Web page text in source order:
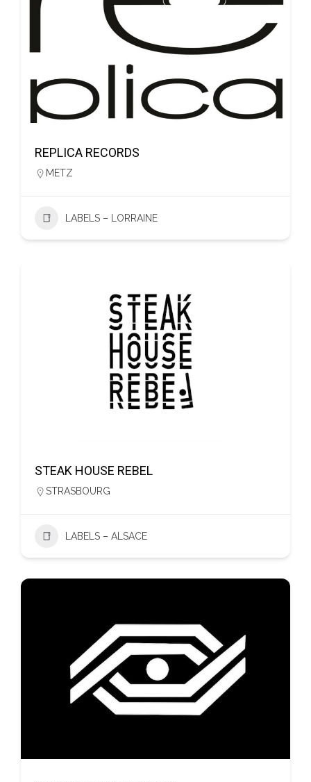
REPLICA RECORDS
METZ
LABELS – LORRAINE
STEAK HOUSE REBEL
STRASBOURG
LABELS – ALSACE